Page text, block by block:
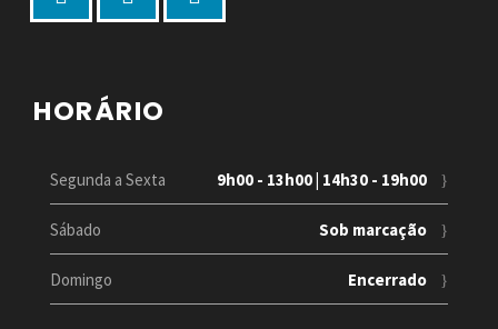
HORÁRIO
Segunda a Sexta 9h00 - 13h00 | 14h30 - 19h00
Sábado Sob marcação
Domingo Encerrado